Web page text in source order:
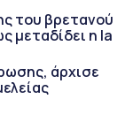
του βρετανού
μεταδίδει η la
άρχισε